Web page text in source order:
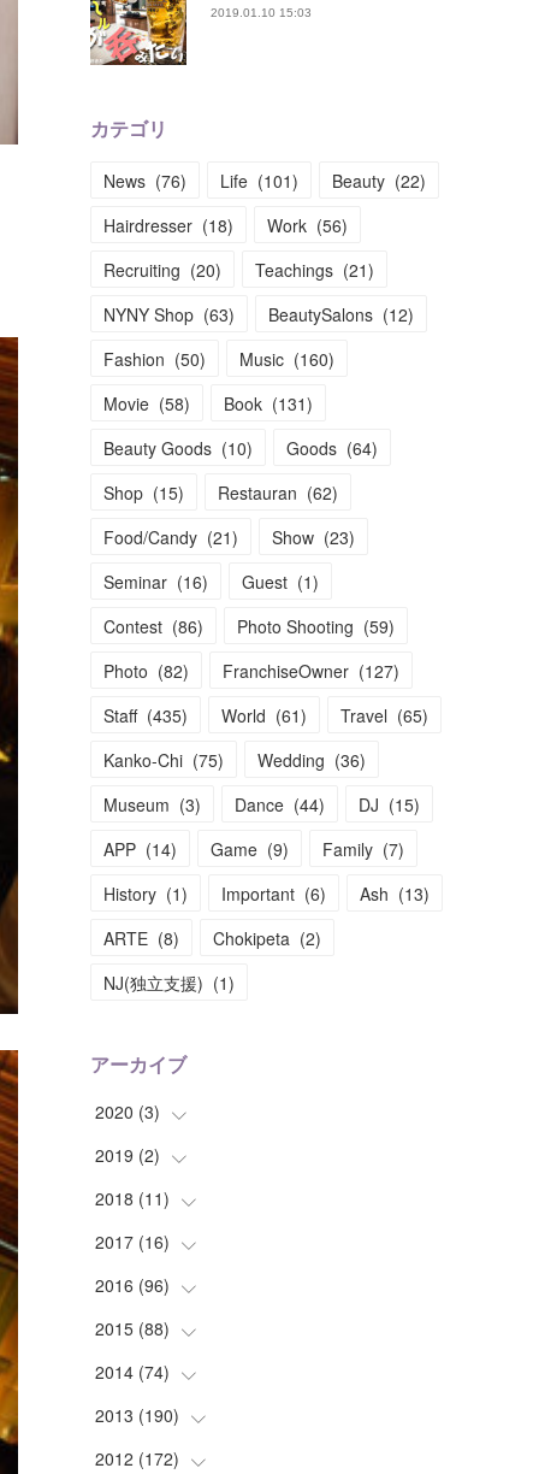
2019.01.10 15:03
カテゴリ
News (76) Life (101) Beauty (22)
Hairdresser (18) Work (56)
Recruiting (20) Teachings (21)
NYNY Shop (63) BeautySalons (12)
Fashion (50) Music (160)
Movie (58) Book (131)
Beauty Goods (10) Goods (64)
Shop (15) Restauran (62)
Food/Candy (21) Show (23)
Seminar (16) Guest (1)
Contest (86) Photo Shooting (59)
Photo (82) FranchiseOwner (127)
Staff (435) World (61) Travel (65)
Kanko-Chi (75) Wedding (36)
Museum (3) Dance (44) DJ (15)
APP (14) Game (9) Family (7)
History (1) Important (6) Ash (13)
ARTE (8) Chokipeta (2)
NJ(独立支援) (1)
アーカイブ
2020 (3)
(1
( 1)
(1)
2019 (2)
( 1)
(1)
2018 (11)
(2)
(1)
(1)
(1)
(3)
(2)
2017 (16)
(1)
(2)
(1)
(3)
(1)
2016 (96)
(2)
(5)
(6)
(3)
2015 (88)
(4)
(7)
(6)
2014 (74)
(9)
(14)
2013 (190)
(17)
2012 (172)